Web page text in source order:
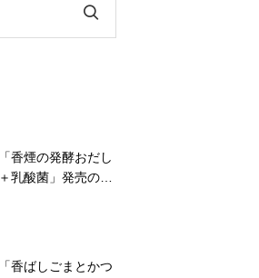
「香煙の発酵おだし
＋乳酸菌」発売のお
「香ばしごまとかつ